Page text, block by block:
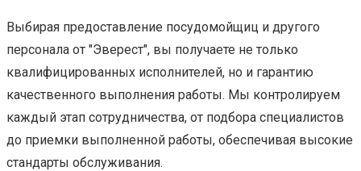
Выбирая предоставление посудомойщиц и другого
персонала от "Эверест", вы получаете не только
квалифицированных исполнителей, но и гарантию
качественного выполнения работы. Мы контролируем
каждый этап сотрудничества, от подбора специалистов
до приемки выполненной работы, обеспечивая высокие
стандарты обслуживания.